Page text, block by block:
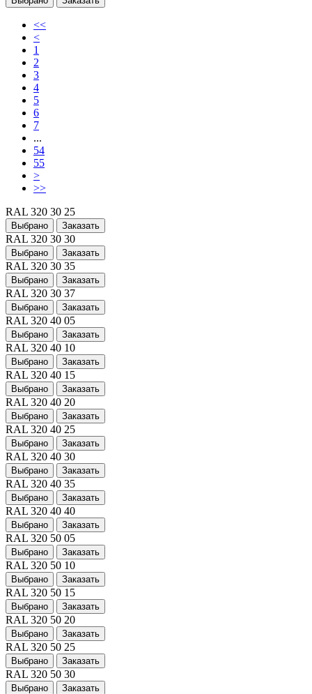
<<
<
1
2
3
4
5
6
7
...
54
55
>
>>
RAL 320 30 25
Выбрано Заказать
RAL 320 30 30
Выбрано Заказать
RAL 320 30 35
Выбрано Заказать
RAL 320 30 37
Выбрано Заказать
RAL 320 40 05
Выбрано Заказать
RAL 320 40 10
Выбрано Заказать
RAL 320 40 15
Выбрано Заказать
RAL 320 40 20
Выбрано Заказать
RAL 320 40 25
Выбрано Заказать
RAL 320 40 30
Выбрано Заказать
RAL 320 40 35
Выбрано Заказать
RAL 320 40 40
Выбрано Заказать
RAL 320 50 05
Выбрано Заказать
RAL 320 50 10
Выбрано Заказать
RAL 320 50 15
Выбрано Заказать
RAL 320 50 20
Выбрано Заказать
RAL 320 50 25
Выбрано Заказать
RAL 320 50 30
Выбрано Заказать